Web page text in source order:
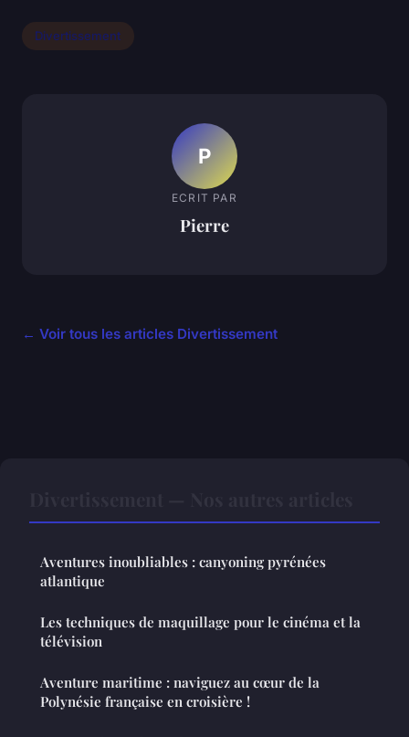
Divertissement
P
ECRIT PAR
Pierre
← Voir tous les articles Divertissement
Aventures inoubliables : canyoning pyrénées
atlantique
Les techniques de maquillage pour le cinéma et la
télévision
Aventure maritime : naviguez au cœur de la
Polynésie française en croisière !